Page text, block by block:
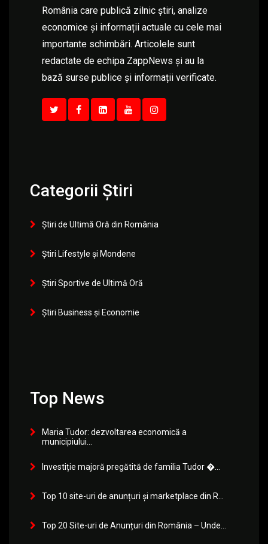
România care publică zilnic știri, analize
economice și informații actuale cu cele mai
importante schimbări. Articolele sunt
redactate de echipa ZappNews și au la
bază surse publice și informații verificate.
Categorii Știri
Știri de Ultimă Oră din România
Știri Lifestyle și Mondene
Știri Sportive de Ultimă Oră
Știri Business și Economie
Top News
Maria Tudor: dezvoltarea economică a
municipiului...
Investiție majoră pregătită de familia Tudor �...
Top 10 site-uri de anunțuri și marketplace din R...
Top 20 Site-uri de Anunțuri din România – Unde...